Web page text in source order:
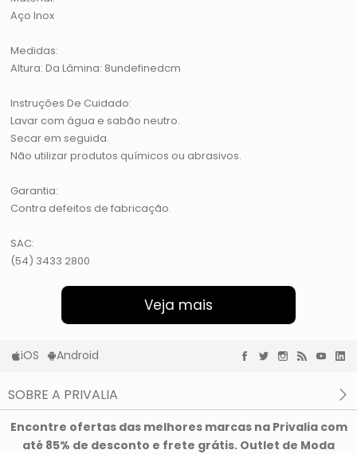
Aço Inox
Medidas:
Altura: Da Lâmina: 8undefinedcm
Instruções De Cuidado:
Lavar com água e sabão neutro.
Secar em seguida.
Não utilizar produtos químicos ou abrasivos.
Garantia:
Contra defeitos de fabricação.
SAC:
(54) 3433 2800
Veja mais
iOS Android
SOBRE A PRIVALIA
Privacidade e Cookies
Encontre ofertas das melhores marcas na Privalia com
até 85% de desconto e frete grátis. Outlet de Moda